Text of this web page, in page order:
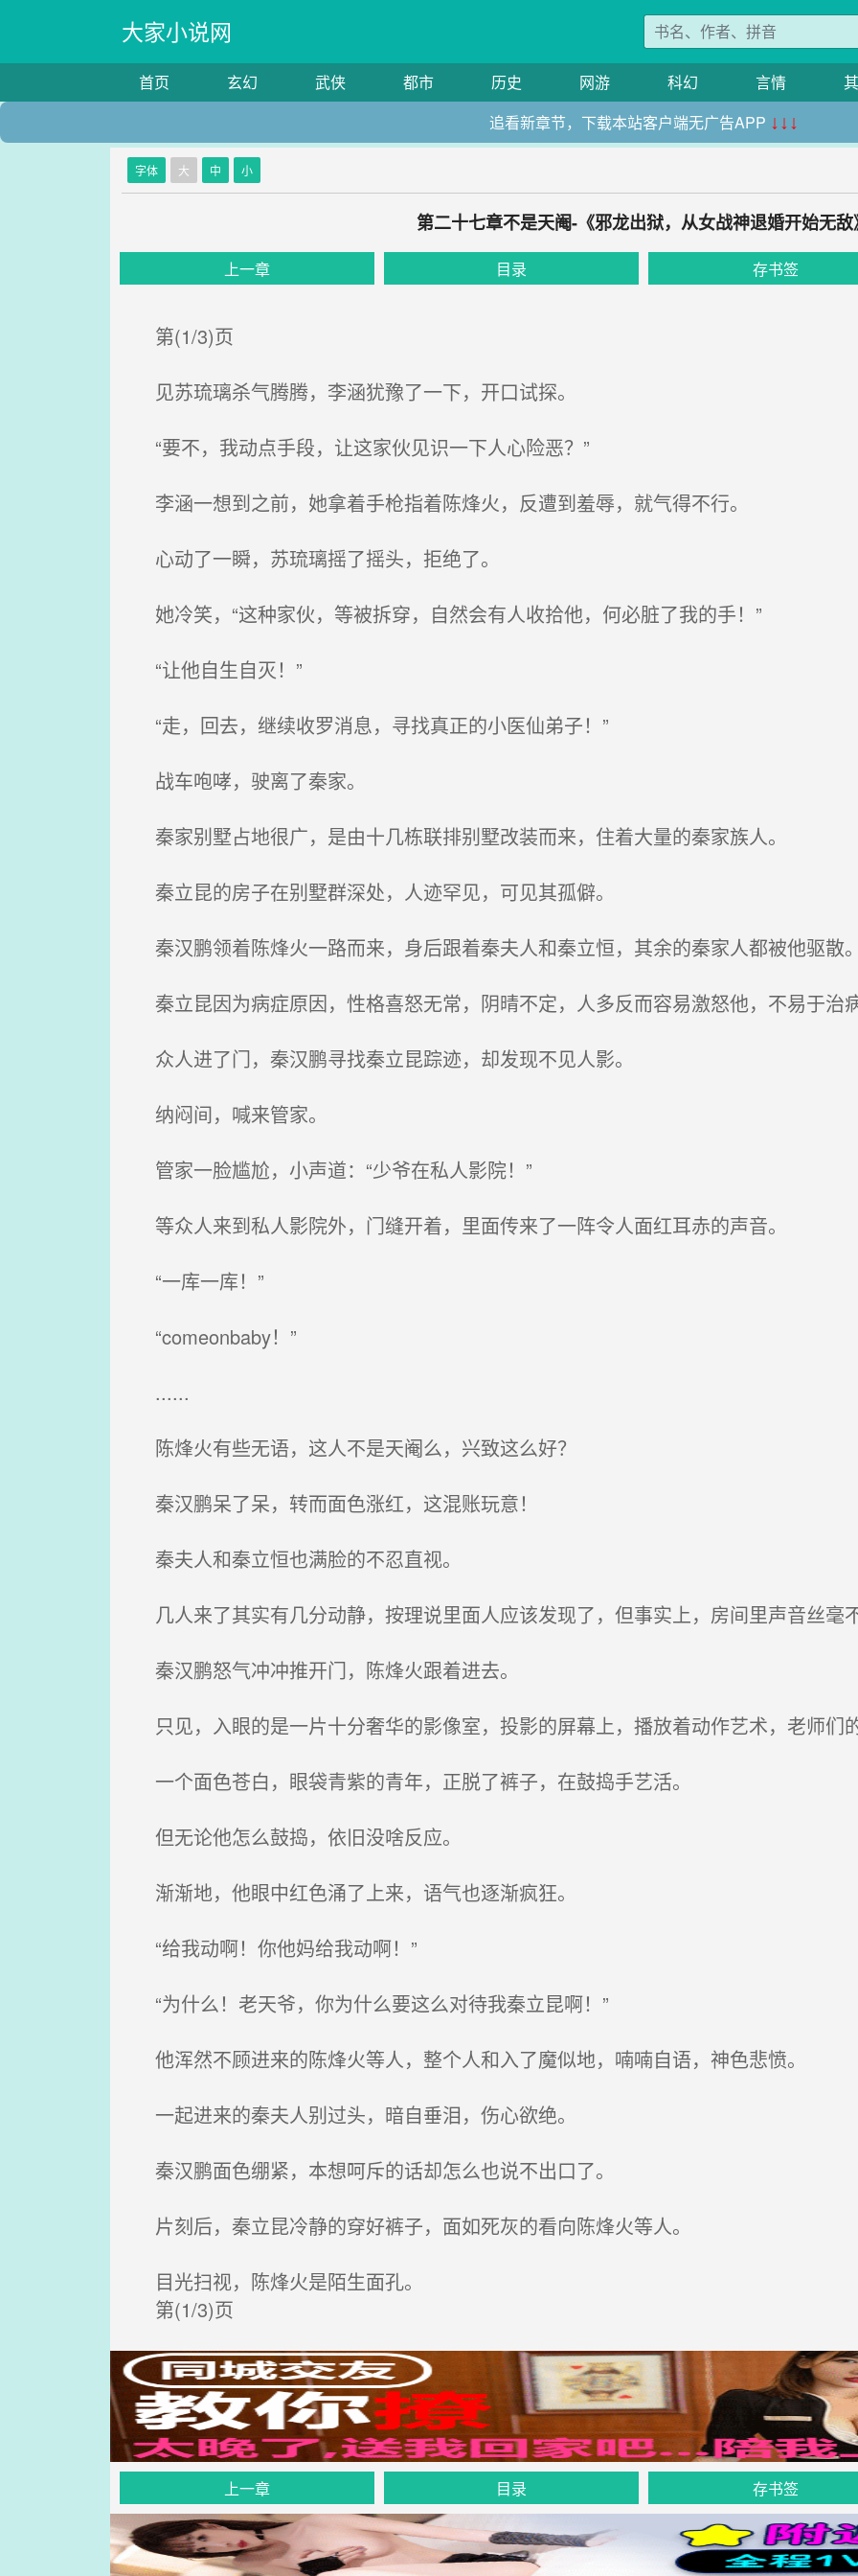
大家小说网
首页 玄幻 武侠 都市 历史 网游 科幻 言情
追看新章节，下载本站客户端无广告APP ↓↓↓
字体 大 中 小
第二十七章不是天阉-《邪龙出狱，从女战神退婚开始无敌
上一章 目录 存书签
第(1/3)页
见苏琉璃杀气腾腾，李涵犹豫了一下，开口试探。
“要不，我动点手段，让这家伙见识一下人心险恶？”
李涵一想到之前，她拿着手枪指着陈烽火，反遭到羞辱，就气得不行。
心动了一瞬，苏琉璃摇了摇头，拒绝了。
她冷笑，“这种家伙，等被拆穿，自然会有人收拾他，何必脏了我的手！”
“让他自生自灭！”
“走，回去，继续收罗消息，寻找真正的小医仙弟子！”
战车咆哮，驶离了秦家。
秦家别墅占地很广，是由十几栋联排别墅改装而来，住着大量的秦家族人。
秦立昆的房子在别墅群深处，人迹罕见，可见其孤僻。
秦汉鹏领着陈烽火一路而来，身后跟着秦夫人和秦立恒，其余的秦家人都被他驱散
秦立昆因为病症原因，性格喜怒无常，阴晴不定，人多反而容易激怒他，不易于治
众人进了门，秦汉鹏寻找秦立昆踪迹，却发现不见人影。
纳闷间，喊来管家。
管家一脸尴尬，小声道：“少爷在私人影院！”
等众人来到私人影院外，门缝开着，里面传来了一阵令人面红耳赤的声音。
“一库一库！”
“comeonbaby！”
......
陈烽火有些无语，这人不是天阉么，兴致这么好？
秦汉鹏呆了呆，转而面色涨红，这混账玩意！
秦夫人和秦立恒也满脸的不忍直视。
几人来了其实有几分动静，按理说里面人应该发现了，但事实上，房间里声音丝毫
秦汉鹏怒气冲冲推开门，陈烽火跟着进去。
只见，入眼的是一片十分奢华的影像室，投影的屏幕上，播放着动作艺术，老师们
一个面色苍白，眼袋青紫的青年，正脱了裤子，在鼓捣手艺活。
但无论他怎么鼓捣，依旧没啥反应。
渐渐地，他眼中红色涌了上来，语气也逐渐疯狂。
“给我动啊！你他妈给我动啊！”
“为什么！老天爷，你为什么要这么对待我秦立昆啊！”
他浑然不顾进来的陈烽火等人，整个人和入了魔似地，喃喃自语，神色悲愤。
一起进来的秦夫人别过头，暗自垂泪，伤心欲绝。
秦汉鹏面色绷紧，本想呵斥的话却怎么也说不出口了。
片刻后，秦立昆冷静的穿好裤子，面如死灰的看向陈烽火等人。
目光扫视，陈烽火是陌生面孔。
第(1/3)页
上一章 目录 存书签